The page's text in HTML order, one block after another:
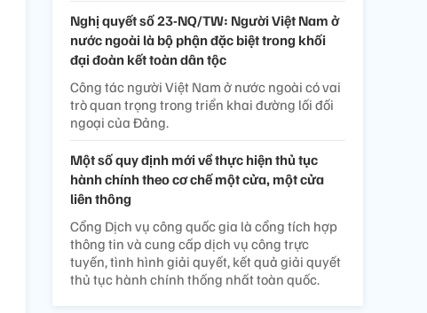
Nghị quyết số 23-NQ/TW: Người Việt Nam ở
nước ngoài là bộ phận đặc biệt trong khối
đại đoàn kết toàn dân tộc
Công tác người Việt Nam ở nước ngoài có vai
trò quan trọng trong triển khai đường lối đối
ngoại của Đảng.
Một số quy định mới về thực hiện thủ tục
hành chính theo cơ chế một cửa, một cửa
liên thông
Cổng Dịch vụ công quốc gia là cổng tích hợp
thông tin và cung cấp dịch vụ công trực
tuyến, tình hình giải quyết, kết quả giải quyết
thủ tục hành chính thống nhất toàn quốc.